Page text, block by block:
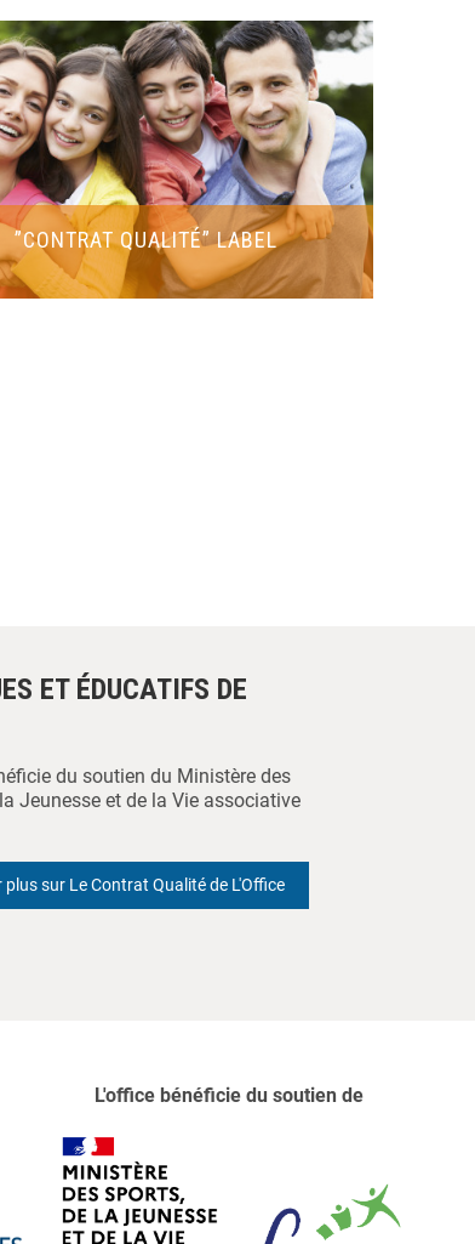
”CONTRAT QUALITÉ” LABEL
ET ÉDUCATIFS DE
du soutien du Ministère des
Jeunesse et de la Vie associative
plus sur Le Contrat Qualité de L'Office
L'office bénéficie du soutien de